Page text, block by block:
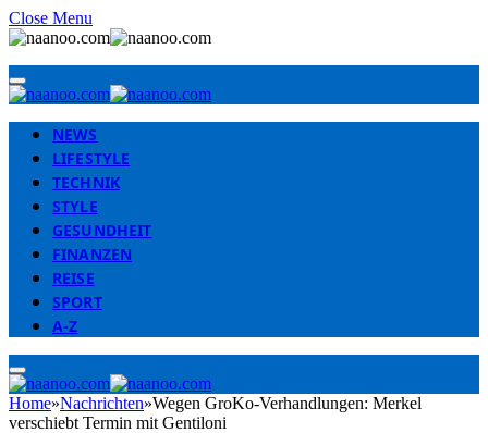
Close Menu
NEWS
LIFESTYLE
TECHNIK
STYLE
GESUNDHEIT
FINANZEN
REISE
SPORT
A-Z
Home»Nachrichten»Wegen GroKo-Verhandlungen: Merkel
verschiebt Termin mit Gentiloni